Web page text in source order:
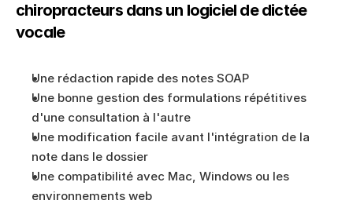
chiropracteurs dans un logiciel de dictée
vocale
Une rédaction rapide des notes SOAP
Une bonne gestion des formulations répétitives
d'une consultation à l'autre
Une modification facile avant l'intégration de la
note dans le dossier
Une compatibilité avec Mac, Windows ou les
environnements web